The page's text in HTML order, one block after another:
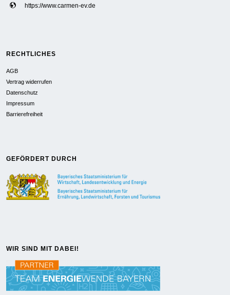
https://www.carmen-ev.de
RECHTLICHES
AGB
Vertrag widerrufen
Datenschutz
Impressum
Barrierefreiheit
GEFÖRDERT DURCH
WIR SIND MIT DABEI!